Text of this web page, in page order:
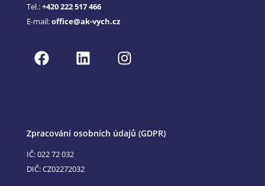
Tel.:+420 222 517 466
E-mail:office@ak-vych.cz
Zpracování osobních údajů (GDPR)
IČ: 022 72 032
DIČ: CZ02272032